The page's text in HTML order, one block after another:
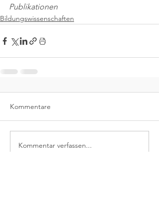
Publikationen
Bildungswissenschaften
Kommentare
Kommentar verfassen...